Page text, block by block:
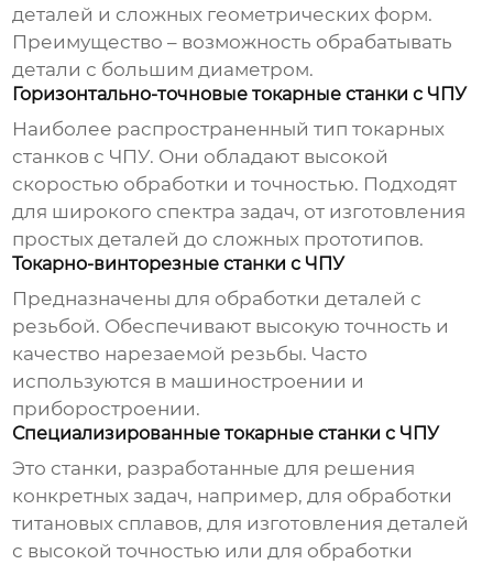
деталей и сложных геометрических форм.
Преимущество – возможность обрабатывать
детали с большим диаметром.
Горизонтально-точновые токарные станки с ЧПУ
Наиболее распространенный тип токарных
станков с ЧПУ. Они обладают высокой
скоростью обработки и точностью. Подходят
для широкого спектра задач, от изготовления
простых деталей до сложных прототипов.
Токарно-винторезные станки с ЧПУ
Предназначены для обработки деталей с
резьбой. Обеспечивают высокую точность и
качество нарезаемой резьбы. Часто
используются в машиностроении и
приборостроении.
Специализированные токарные станки с ЧПУ
Это станки, разработанные для решения
конкретных задач, например, для обработки
титановых сплавов, для изготовления деталей
с высокой точностью или для обработки